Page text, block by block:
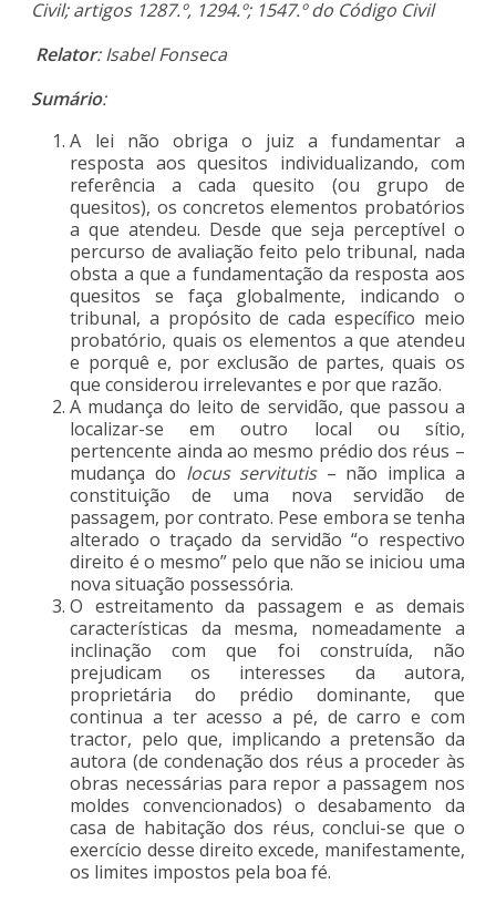
Civil; artigos 1287.º, 1294.º; 1547.º do Código Civil
Relator: Isabel Fonseca
Sumário:
A lei não obriga o juiz a fundamentar a
resposta aos quesitos individualizando, com
referência a cada quesito (ou grupo de
quesitos), os concretos elementos probatórios
a que atendeu. Desde que seja perceptível o
percurso de avaliação feito pelo tribunal, nada
obsta a que a fundamentação da resposta aos
quesitos se faça globalmente, indicando o
tribunal, a propósito de cada específico meio
probatório, quais os elementos a que atendeu
e porquê e, por exclusão de partes, quais os
que considerou irrelevantes e por que razão.
A mudança do leito de servidão, que passou a
localizar-se em outro local ou sítio,
pertencente ainda ao mesmo prédio dos réus –
mudança do locus servitutis– não implica a
constituição de uma nova servidão de
passagem, por contrato. Pese embora se tenha
alterado o traçado da servidão “o respectivo
direito é o mesmo” pelo que não se iniciou uma
nova situação possessória.
O estreitamento da passagem e as demais
características da mesma, nomeadamente a
inclinação com que foi construída, não
prejudicam os interesses da autora,
proprietária do prédio dominante, que
continua a ter acesso a pé, de carro e com
tractor, pelo que, implicando a pretensão da
autora (de condenação dos réus a proceder às
obras necessárias para repor a passagem nos
moldes convencionados) o desabamento da
casa de habitação dos réus, conclui-se que o
exercício desse direito excede, manifestamente,
os limites impostos pela boa fé.